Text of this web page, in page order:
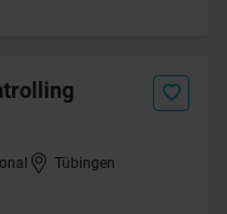
Tübingen